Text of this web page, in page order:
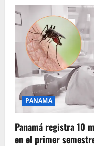
PANAMA
Panamá registra 10
en el primer